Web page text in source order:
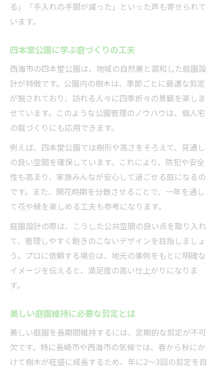
る」「手入れの手間が減った」といった声も寄せられて
います。
四本堂公園に学ぶ庭づくりの工夫
西海市の四本堂公園は、地域の自然美と調和した庭園設
計が特徴です。公園内の樹木は、季節ごとに最適な剪定
が施されており、訪れる人々に四季折々の景観を楽しま
せています。このような公園管理のノウハウは、個人宅
の庭づくりにも応用できます。
例えば、四本堂公園では樹形や高さをそろえて、見通し
の良い空間を確保しています。これにより、防犯や安全
性も高まり、家族みんなが安心して過ごせる庭になるの
です。また、開花時期を分散させることで、一年を通し
て花や緑を楽しめる工夫も参考になります。
庭園設計の際は、こうした公共空間の良い点を取り入れ
て、管理しやすく飽きのこないデザインを目指しましょ
う。プロに依頼する場合は、地元の事例をもとに明確な
イメージを伝えると、満足度の高い仕上がりになりま
す。
美しい庭園維持に必要な剪定とは
美しい庭園を長期間維持するには、定期的な剪定が不可
欠です。特に長崎市や西海市の気候では、春から秋にか
けて樹木が旺盛に成長するため、年に2～3回の剪定を目